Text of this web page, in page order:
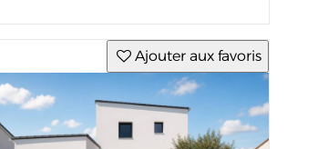
Ajouter aux favoris